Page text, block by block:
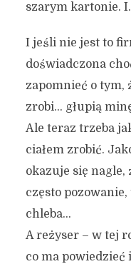
szarym kartonie.
I jeśli nie jest to
doświadczona
zapomnieć o tym,
zrobi… głupią
Ale teraz trzeba
ciałem zrobić.
okazuje się nagle,
często
chleba…
A reżyser – w tej
co ma powiedzieć